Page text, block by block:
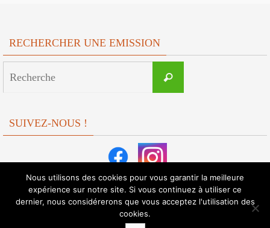
RECHERCHER UNE EMISSION
Recherche
SUIVEZ-NOUS !
Nous utilisons des cookies pour vous garantir la meilleure
expérience sur notre site. Si vous continuez à utiliser ce
dernier, nous considérerons que vous acceptez l'utilisation des
cookies.